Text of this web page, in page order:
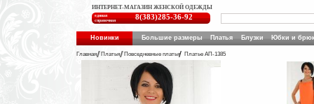
ИНТЕРНЕТ-МАГАЗИН ЖЕНСКОЙ ОДЕЖДЫ
единая
справочная
8(383)285-36-92
Новинки Большие размеры Платья Блузки Юбки и
Главная Платья Повседневные платья Платье АП-1385